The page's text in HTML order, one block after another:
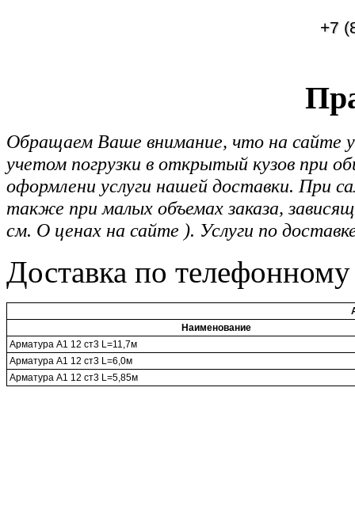
+7
Обращаем Ваше внимание, что на сайте
учетом погрузки в открытый кузов при
оформлени услуги нашей доставки. При
также при малых объемах заказа,
см. О ценах на сайте ). Услуги по
Доставка по
Наименование
Арматура А1 12 ст3 L=11,7м
Арматура А1 12 ст3 L=6,0м
Арматура А1 12 ст3 L=5,85м